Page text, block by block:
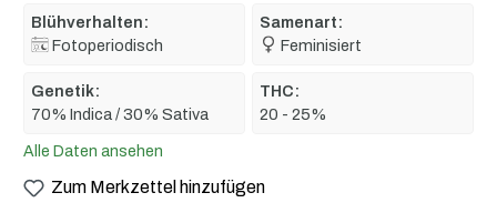
Blühverhalten:
Fotoperiodisch
Samenart:
Feminisiert
Genetik:
70% Indica / 30% Sativa
THC:
20 - 25%
Alle Daten ansehen
Zum Merkzettel hinzufügen